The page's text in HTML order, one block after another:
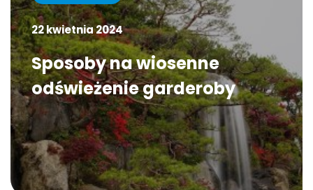
22 kwietnia 2024
Sposoby na wiosenne
odświeżenie garderoby